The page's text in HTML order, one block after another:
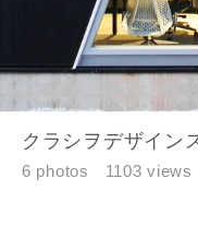
クラシヲデザイン
6 photos 1103 views